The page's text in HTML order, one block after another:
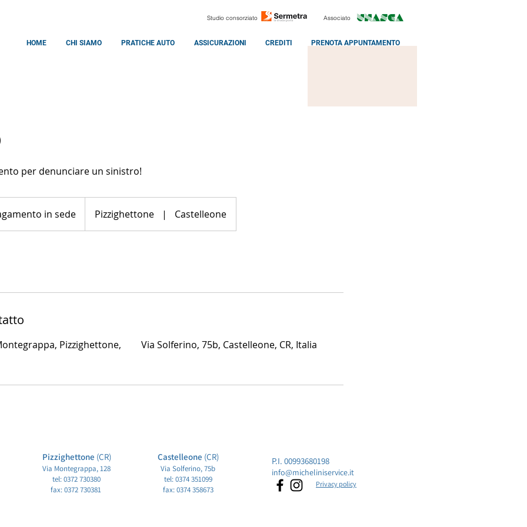
Studio consorziato Associato
HOME CHI SIAMO PRATICHE AUTO ASSICURAZIONI CREDITI PRENOTA APPUNTAMENTO
per denunciare un sinistro!
in sede Pizzighettone | Castelleone
Pizzighettone,
Via Solferino, 75b, Castelleone, CR, Italia
Pizzighettone (CR)
Via Montegrappa, 128
tel: 0372 730380
fax: 0372 730381
Castelleone (CR)
Via Solferino, 75b
tel: 0374 351099
fax: 0374 358673
P.I. 00993680198
info@micheliniservice.it
Privacy policy